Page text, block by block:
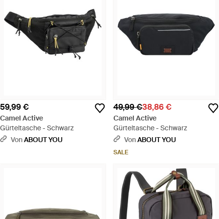
59,99 €
Camel Active
Gürteltasche - Schwarz
VonABOUT YOU
49,99 €38,86 €
Camel Active
Gürteltasche - Schwarz
VonABOUT YOU
SALE